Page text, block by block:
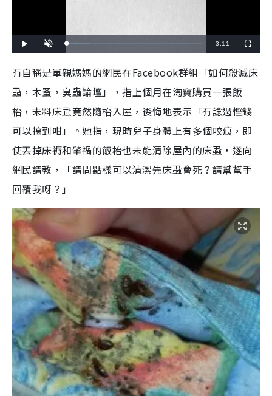
l
n
t
e
L
o
e
d
1
6
6
%
R
m
i
n
i
n
T
i
m
-3:11
u
s
c
e
e
有自稱是單親媽媽的網民在Facebook群組「如何殺滅床
蝨，木蚤，臭蟲論壇」，指上個月在淘寶購買一張飯
枱，未料床蝨竟然隨枱入屋，後悔地表示「冇諗過慳錢
可以搞到咁」。她指，現時兒子身體上有多個咬痕，即
使丟掉床褥和肇禍的飯枱也未能清除屋內的床蝨，遂向
網民請教，「請問點樣可以清潔先床蝨會死？請幫幫手
回覆我呀？」